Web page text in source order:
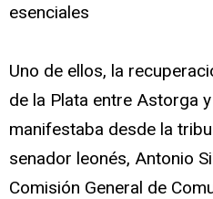
esenciales
Uno de ellos, la
de la Plata entre Astorga
manifestaba desde la
senador leonés, Antonio
Comisión General de